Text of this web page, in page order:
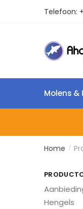
Telefoon:
Molens &
Home /
Hengels